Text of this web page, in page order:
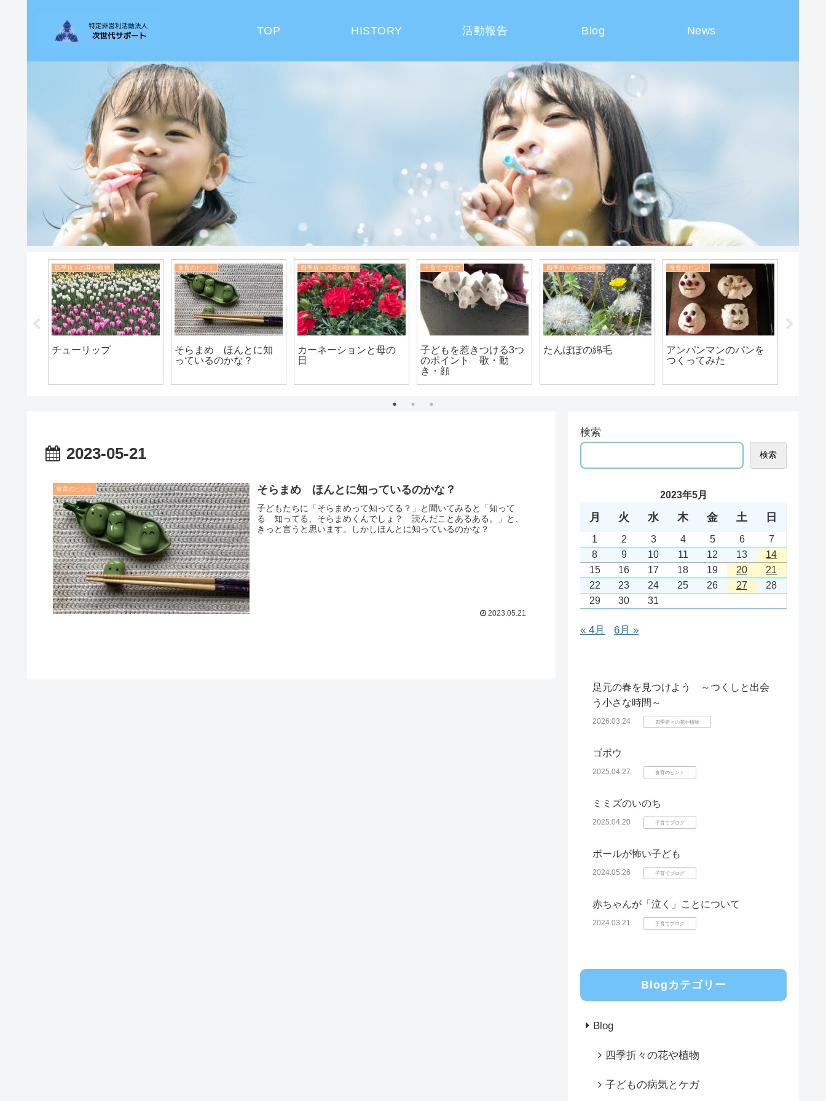
TOP HISTORY 活動報告 Blog News
ンのパンを
Blog
好き嫌いについて
子育てブログ
ボールが怖い子ども
食育のヒント
ミルク嫌い
子育てブログ
次世代を育む
四季折々の花や植物
冬牡丹 寒牡丹
四季折々の花や植物
あじさいのひみつ
2023-05-21
食育のヒント そらまめ ほんとに知っているのかな？
子どもたちに「そらまめって知ってる？」と聞いてみると「知って
る 知ってる、そらまめくんでしょ？ 読んだことあるある。」と、
きっと言うと思います。しかしほんとに知っているのかな？
2023.05.21
検索
検索
2023年5月
月 火 水 木 金 土 日
1 2 3 4 5 6
7
8
9 10 11 12 13
14
15
16 17 18 19 20
21
22
23 24 25 26 27
28
29
30 31
« 4月 6月 »
足元の春を見つけよう ～つくしと出会
う小さな時間～
2026.03.24 四季折々の花や植物
ゴボウ
2025.04.27 食育のヒント
ミミズのいのち
2025.04.20 子育てブログ
ボールが怖い子ども
2024.05.26 子育てブログ
赤ちゃんが「泣く」ことについて
2024.03.21 子育てブログ
Blogカテゴリー
Blog
四季折々の花や植物
子どもの病気とケガ